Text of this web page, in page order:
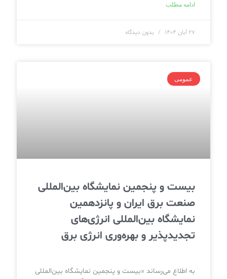
ادامه مطلب
۲۷ آبان ۱۴۰۴ بدون دیدگاه
عمومی
بیست‌ و‌ پنجمین نمایشگاه بین‌المللی
صنعت برق ایران و پانزدهمین
نمایشگاه بین‌المللی انرژی‌های
تجدیدپذیر و بهره‌وری انرژی برق
به اطلاع می‌رساند «بیست‌ و‌ پنجمین نمایشگاه بین‌المللی